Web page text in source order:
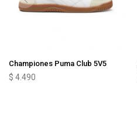
Championes Puma Club 5V5
$ 4.490